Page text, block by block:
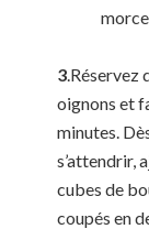
3.Réservez
oignons et
minutes.
s’attendrir,
cubes de
coupés en